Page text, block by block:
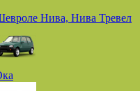
Нива, Нива Тревел